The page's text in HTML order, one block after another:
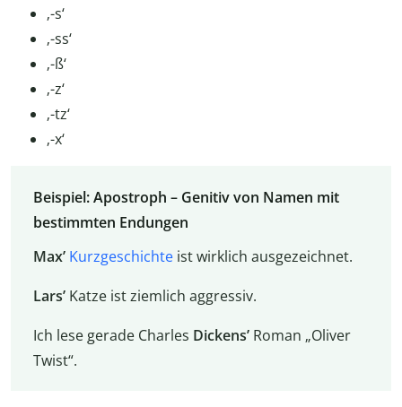
‚-s‘
‚-ss‘
‚-ß‘
‚-z‘
‚-tz‘
‚-x‘
Beispiel: Apostroph – Genitiv von Namen mit
bestimmten Endungen
Max’ Kurzgeschichteist wirklich ausgezeichnet.
Lars’Katze ist ziemlich aggressiv.
Ich lese gerade Charles Dickens’Roman „Oliver
Twist“.